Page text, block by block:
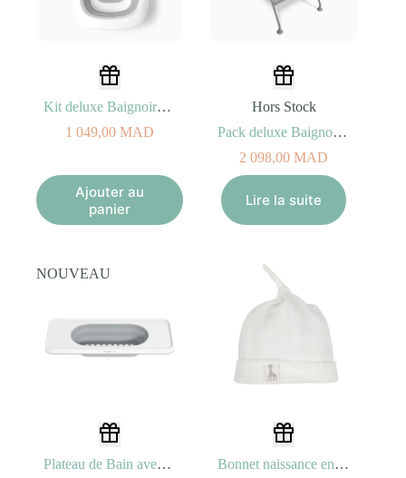
Kit deluxe Baignoire Gris Pliable pour bébé avec Coussin+Rince-cheveux+Jouets de bain 0M+
1 049,00 MAD
Ajouter au
panier
Hors Stock
Pack deluxe Baignoire Gris Pliable pour bébé avec Support+Coussin+Rince-cheveux+Jouets de bain 0M+
2 098,00 MAD
Lire la suite
NOUVEAU
Plateau de Bain avec Panier Extensible
Bonnet naissance en velours Blanc et Gris (0-1Mois)